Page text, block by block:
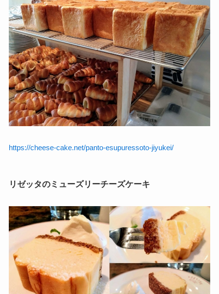
https://cheese-cake.net/panto-esupuressoto-jiyukei/
リゼッタのミューズリーチーズケーキ